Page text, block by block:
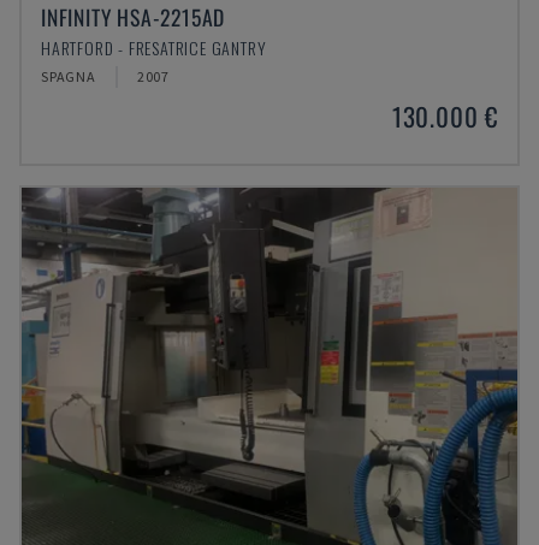
INFINITY HSA-2215AD
HARTFORD - FRESATRICE GANTRY
SPAGNA 2007
130.000 €